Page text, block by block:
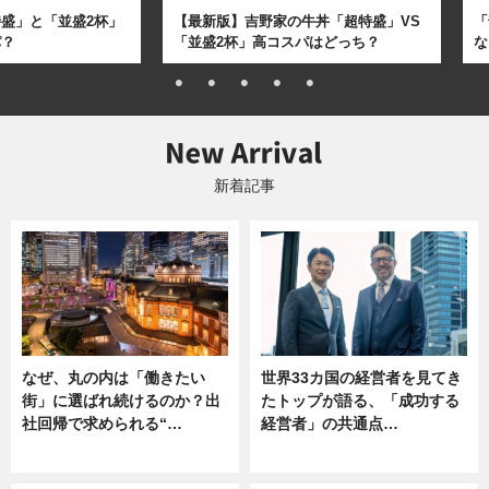
」と「並盛2杯」
【最新版】吉野家の牛丼「超特盛」VS
「並盛2杯」高コスパはどっち？
新着記事
なぜ、丸の内は「働きたい
街」に選ばれ続けるのか？出
社回帰で求められる“…
世界33カ国の経営者を見てき
たトップが語る、「成功する
経営者」の共通点…